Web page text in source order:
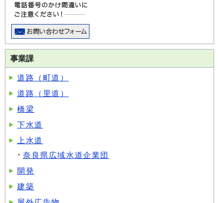
事業課
道路（町道）
道路（里道）
橋梁
下水道
上水道
奈良県広域水道企業団
開発
建築